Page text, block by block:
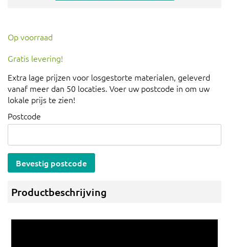
Op voorraad
Gratis levering!
Extra lage prijzen voor losgestorte materialen, geleverd
vanaf meer dan 50 locaties. Voer uw postcode in om uw
lokale prijs te zien!
Postcode
Bevestig postcode
Productbeschrijving